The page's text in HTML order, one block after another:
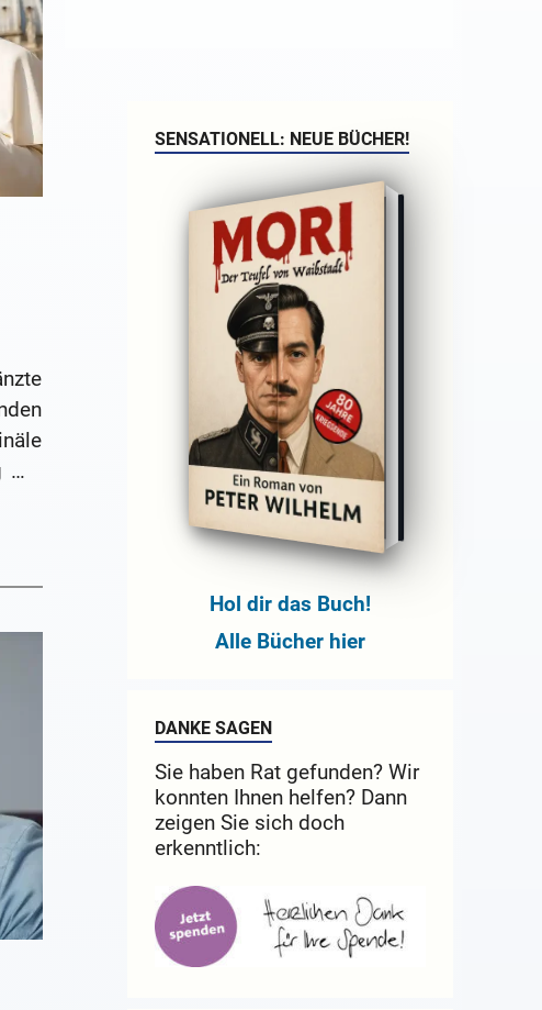
SENSATIONELL: NEUE BÜCHER!
Hol dir das Buch!
Alle Bücher hier
DANKE SAGEN
Sie haben Rat gefunden? Wir
konnten Ihnen helfen? Dann
zeigen Sie sich doch
erkenntlich: